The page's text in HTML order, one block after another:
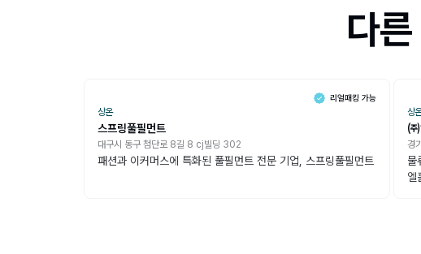
다
상온
스프링풀필먼트
대구시 동구 첨단로 8길 8 cj빌딩 302
패션과 이커머스에 특화된 풀필먼트 전문 기업, 스프링풀필먼트
상
㈜
경
물
엘